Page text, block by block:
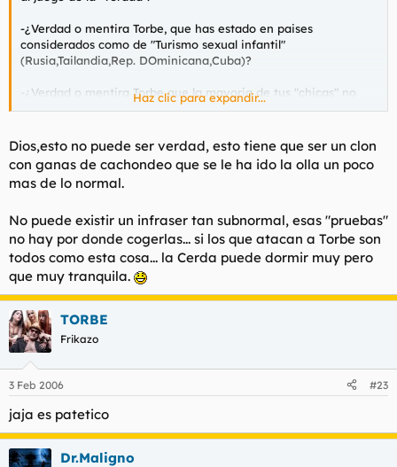
-¿Verdad o mentira Torbe, que has estado en paises
considerados como de "Turismo sexual infantil"
(Rusia,Tailandia,Rep. DOminicana,Cuba)?
-¿Verdad o mentira Torbe que la mayoria de tus "chicas" no
actrices porno profesionales o sea amateurs son inmigrantes
-¿Verdad o mentira Torbe que tu creaste la Comictiva y
participaste en ella?.
sepa este dato salio reciente en la web de "Putalocura", ahora
bien en los famosos "manuales malditos2 aparece ya el dato
de la sobrina.
-¿Verdad o mentira Torbe que estuviste en Mallorca una
temporada y que nunca especificaste a que te dedicabas?, y
no no te ofendas ahora pero no eres tan atractivo como para
trabajar de camarero y en Mallorca en aquella epoca no habia
industria, por no mencionar que se supone que vivirias en un
piso con que o con quien ya es otra historia.
Demasiados datos,demasiadas cosas veridicas como para
considerar que todo sea falso, como dice la frase "quien tenga
ojos que vea"
Haz clic para expandir...
Dios,esto no puede ser verdad, esto tiene que ser un clon
con ganas de cachondeo que se le ha ido la olla un poco
mas de lo normal.
No puede existir un infraser tan subnormal, esas "pruebas"
no hay por donde cogerlas... si los que atacan a Torbe son
todos como esta cosa... la Cerda puede dormir muy pero
que muy tranquila.
TORBE
Frikazo
3 Feb 2006 #23
jaja es patetico
Dr.Maligno